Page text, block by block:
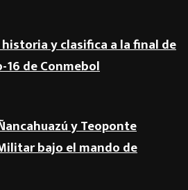
y clasifica a la final de
16 de Conmebol
y Teoponte
bajo el mando de